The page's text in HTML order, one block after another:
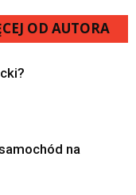
OD AUTORA
na